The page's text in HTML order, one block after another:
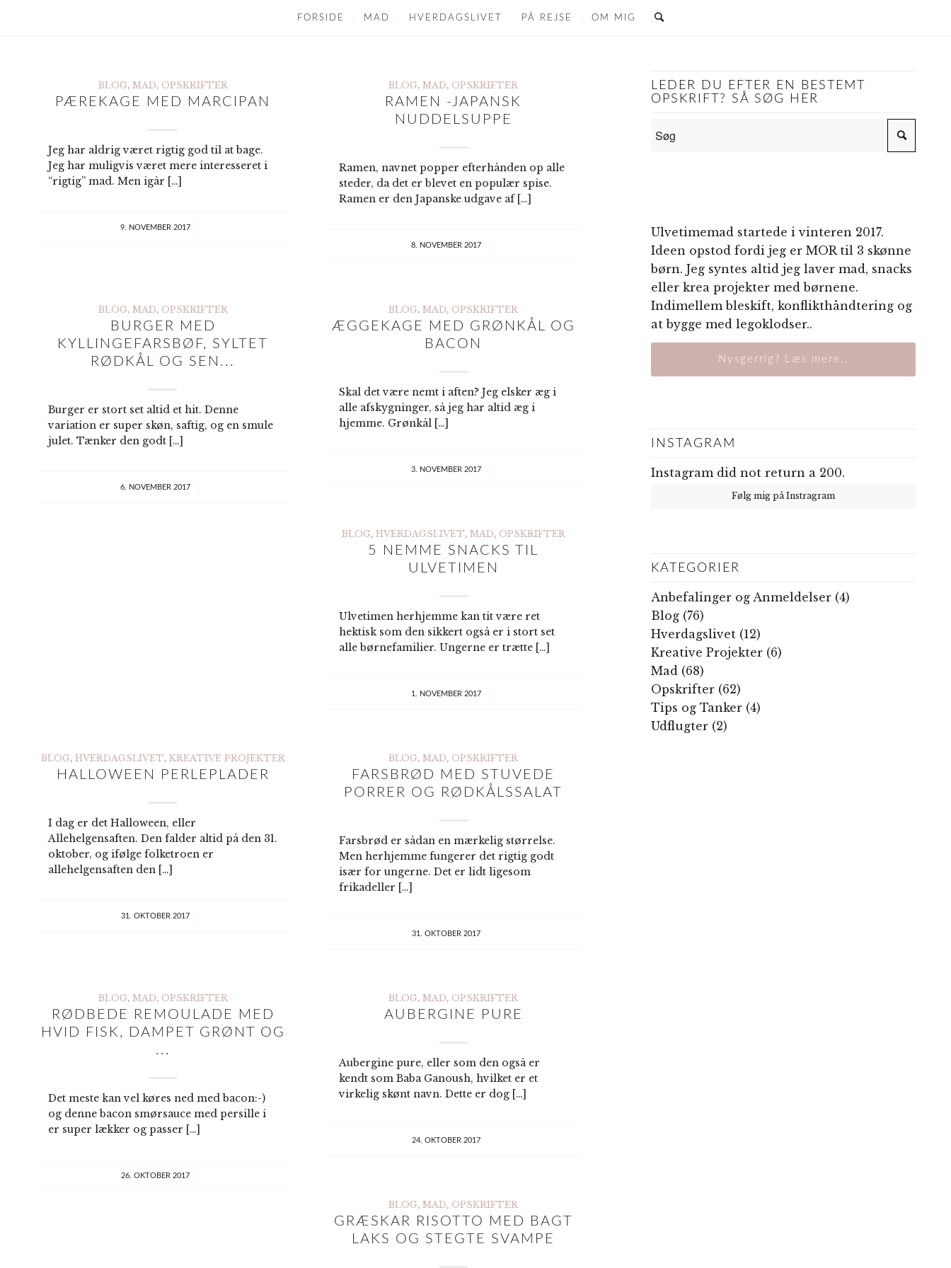
FORSIDE MAD HVERDAGSLIVET PÅ REJSE OM MIG
BLOG, MAD, OPSKRIFTER
PÆREKAGE MED MARCIPAN
Jeg har aldrig været rigtig god til at bage.
Jeg har muligvis været mere interesseret i
“rigtig” mad. Men igår […]
9. NOVEMBER 2017
/
ren vegetar udgave.
BLOG,MAD, OPSKRIFTER
RAMEN -JAPANSK
NUDDELSUPPE
Ramen, navnet popper efterhånden op alle
steder, da det er blevet en populær spise.
Ramen er den Japanske udgave af […]
8. NOVEMBER 2017
/
Du kan også
har du stadig en
BLOG, MAD, OPSKRIFTER
BURGER MED
KYLLINGEFARSBØF, SYLTET
RØDKÅL OG SEN...
Burger er stort set altid et hit. Denne
variation er super skøn, saftig, og en smule
julet. Tænker den godt […]
6. NOVEMBER 2017
/
Æggekage er super
let og lækkert, prøv
BLOG,MAD, OPSKRIFTER
ÆGGEKAGE MED GRØNKÅL OG
BACON
Skal det være nemt i aften? Jeg elsker æg i
alle afskygninger, så jeg har altid æg i
hjemme. Grønkål […]
3. NOVEMBER 2017
/
Voksen venlige, og
BLOG, HVERDAGSLIVET, MAD, OPSKRIFTER
5 NEMME SNACKS TIL
ULVETIMEN
Ulvetimen herhjemme kan tit være ret
hektisk som den sikkert også er i stort set
alle børnefamilier. Ungerne er trætte […]
1. NOVEMBER 2017
/
BLOG, HVERDAGSLIVET, KREATIVE PROJEKTER
HALLOWEEN PERLEPLADER
I dag er det Halloween, eller
Allehelgensaften. Den falder altid på den 31.
oktober, og ifølge folketroen er
allehelgensaften den […]
31. OKTOBER 2017
/
BLOG,MAD, OPSKRIFTER
FARSBRØD MED STUVEDE
PORRER OG RØDKÅLSSALAT
Farsbrød er sådan en mærkelig størrelse.
Men herhjemme fungerer det rigtig godt
især for ungerne. Det er lidt ligesom
frikadeller […]
31. OKTOBER 2017
/
Du kan også prøve
at lave din egen
BLOG, MAD, OPSKRIFTER
RØDBEDE REMOULADE MED
HVID FISK, DAMPET GRØNT OG
...
Det meste kan vel køres ned med bacon:-)
og denne bacon smørsauce med persille i
er super lækker og passer […]
26. OKTOBER 2017
/
lækker som tilbehør
til lam og kylling, go
i sandwich
BLOG,MAD, OPSKRIFTER
AUBERGINE PURE
Aubergine pure, eller som den også er
kendt som Baba Ganoush, hvilket er et
virkelig skønt navn. Dette er dog […]
24. OKTOBER 2017
/
BLOG,MAD, OPSKRIFTER
GRÆSKAR RISOTTO MED BAGT
LAKS OG STEGTE SVAMPE
LEDER DU EFTER EN BESTEMT
OPSKRIFT? SÅ SØG HER
Ulvetimemad startede i vinteren 2017.
Ideen opstod fordi jeg er MOR til 3 skønne
børn. Jeg syntes altid jeg laver mad, snacks
eller krea projekter med børnene.
Indimellem bleskift, konflikthåndtering og
at bygge med legoklodser..
Nysgerrig? Læs mere..
INSTAGRAM
Instagram did not return a 200.
Følg mig på Instragram
KATEGORIER
Anbefalinger og Anmeldelser (4)
Blog (76)
Hverdagslivet (12)
Kreative Projekter (6)
Mad (68)
Opskrifter (62)
Tips og Tanker (4)
Udflugter (2)